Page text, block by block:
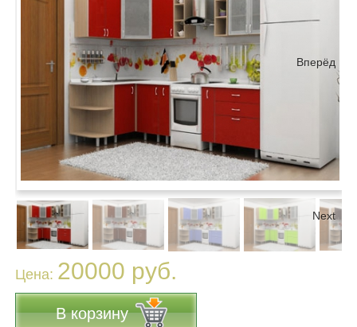
Вперёд
Next
Цена: 20000 руб.
В корзину